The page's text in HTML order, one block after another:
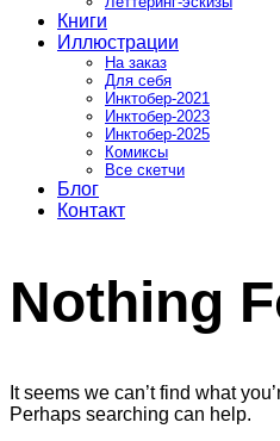
Книги
Иллюстрации
На заказ
Для себя
Инктобер-2021
Инктобер-2023
Инктобер-2025
Комиксы
Все скетчи
Блог
Контакт
Nothing
It seems we can’t find what
Perhaps searching can help.